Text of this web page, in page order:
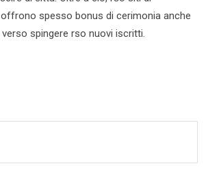
spesso bonus di cerimonia anche
spingere rso nuovi iscritti.